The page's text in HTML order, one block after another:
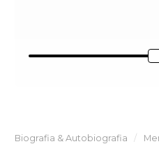
Biografia & Autobiografia